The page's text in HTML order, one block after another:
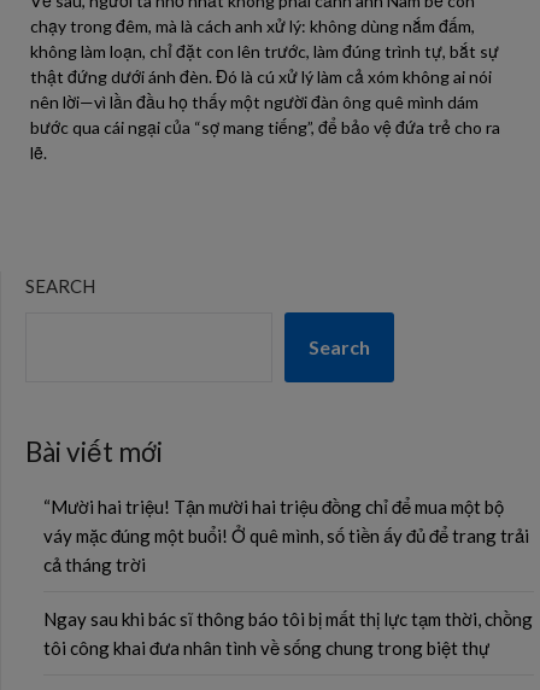
chạy trong đêm, mà là cách anh xử lý: không dùng nắm đấm,
không làm loạn, chỉ đặt con lên trước, làm đúng trình tự, bắt sự
thật đứng dưới ánh đèn. Đó là cú xử lý làm cả xóm không ai nói
nên lời—vì lần đầu họ thấy một người đàn ông quê mình dám
bước qua cái ngại của “sợ mang tiếng”, để bảo vệ đứa trẻ cho ra
lẽ.
SEARCH
Search
Bài viết mới
“Mười hai triệu! Tận mười hai triệu đồng chỉ để mua một bộ
váy mặc đúng một buổi! Ở quê mình, số tiền ấy đủ để trang trải
cả tháng trời
Ngay sau khi bác sĩ thông báo tôi bị mất thị lực tạm thời, chồng
tôi công khai đưa nhân tình về sống chung trong biệt thự